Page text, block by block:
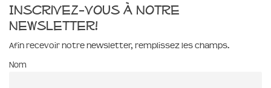
Inscrivez-vous à notre
newsletter!
Afin recevoir notre newsletter, remplissez les champs.
Nom